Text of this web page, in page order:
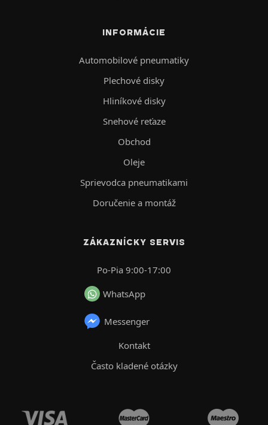
INFORMÁCIE
Automobilové pneumatiky
Plechové disky
Hliníkové disky
Snehové reťaze
Obchod
Oleje
Sprievodca pneumatikami
Doručenie a montáž
ZÁKAZNÍCKY SERVIS
Po-Pia 9:00-17:00
WhatsApp
Messenger
Kontakt
Často kladené otázky